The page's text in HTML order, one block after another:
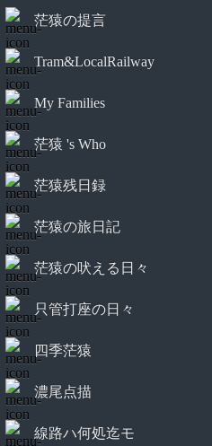
茫猿の提言
Tram&LocalRailway
My Families
茫猿 's Who
茫猿残日録
茫猿の旅日記
茫猿の吠える日々
只管打座の日々
四季茫猿
濃尾点描
線路ハ何処迄モ